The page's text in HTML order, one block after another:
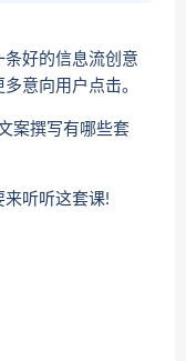
好的信息流创意
意向用户点击。
案撰写有哪些套
听听这套课!